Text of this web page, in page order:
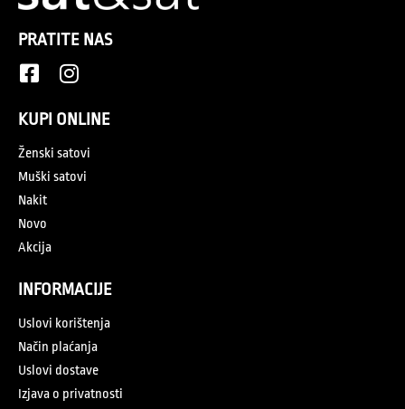
PRATITE NAS
KUPI ONLINE
Ženski satovi
Muški satovi
Nakit
Novo
Akcija
INFORMACIJE
Uslovi korištenja
Način plaćanja
Uslovi dostave
Izjava o privatnosti